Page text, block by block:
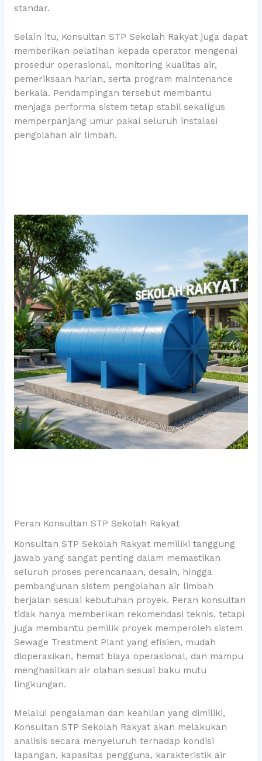
standar.
Selain itu, Konsultan STP Sekolah Rakyat juga dapat
memberikan pelatihan kepada operator mengenai
prosedur operasional, monitoring kualitas air,
pemeriksaan harian, serta program maintenance
berkala. Pendampingan tersebut membantu
menjaga performa sistem tetap stabil sekaligus
memperpanjang umur pakai seluruh instalasi
pengolahan air limbah.
Peran Konsultan STP Sekolah Rakyat
Konsultan STP Sekolah Rakyat memiliki tanggung
jawab yang sangat penting dalam memastikan
seluruh proses perencanaan, desain, hingga
pembangunan sistem pengolahan air limbah
berjalan sesuai kebutuhan proyek. Peran konsultan
tidak hanya memberikan rekomendasi teknis, tetapi
juga membantu pemilik proyek memperoleh sistem
Sewage Treatment Plant yang efisien, mudah
dioperasikan, hemat biaya operasional, dan mampu
menghasilkan air olahan sesuai baku mutu
lingkungan.
Melalui pengalaman dan keahlian yang dimiliki,
Konsultan STP Sekolah Rakyat akan melakukan
analisis secara menyeluruh terhadap kondisi
lapangan, kapasitas pengguna, karakteristik air